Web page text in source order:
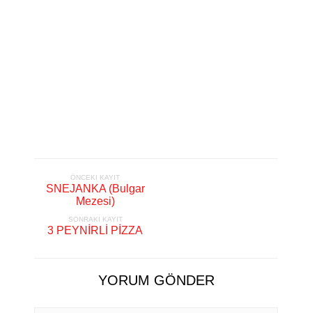
ÖNCEKI KAYIT
SNEJANKA (Bulgar
Mezesi)
SONRAKI KAYIT
3 PEYNİRLİ PİZZA
YORUM GÖNDER